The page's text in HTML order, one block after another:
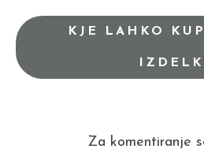
KJE LAHKO
Za komentiranje